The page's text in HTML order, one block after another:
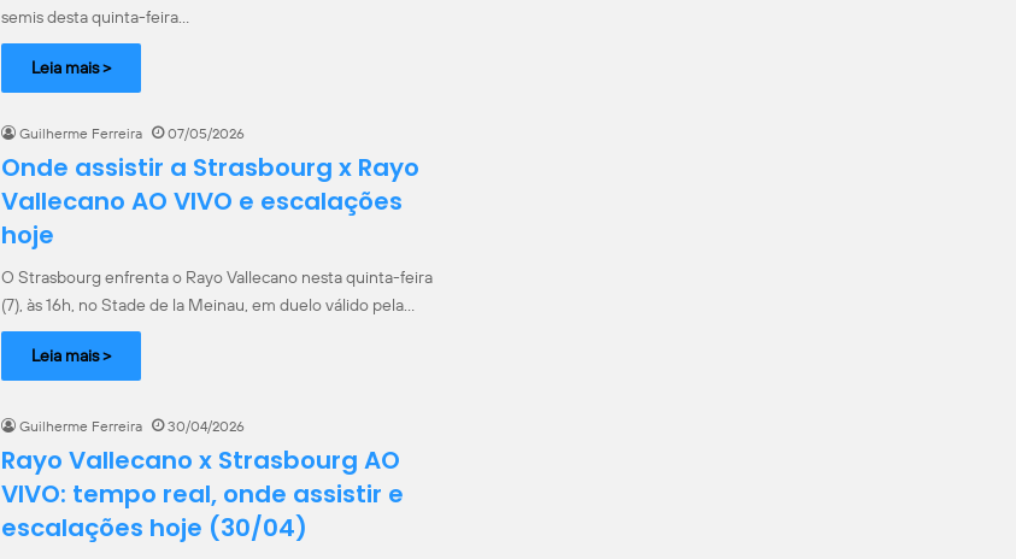
semis desta quinta-feira…
Leia mais >
Guilherme Ferreira 07/05/2026
Onde assistir a Strasbourg x Rayo
Vallecano AO VIVO e escalações
hoje
O Strasbourg enfrenta o Rayo Vallecano nesta quinta-feira
(7), às 16h, no Stade de la Meinau, em duelo válido pela…
Leia mais >
Guilherme Ferreira 30/04/2026
Rayo Vallecano x Strasbourg AO
VIVO: tempo real, onde assistir e
escalações hoje (30/04)